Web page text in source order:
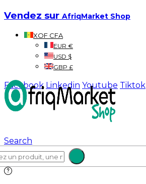
Vendez sur AfriqMarket Shop
XOF CFA
EUR €
USD $
GBP £
Facebook Linkedin Youtube Tiktok
Search